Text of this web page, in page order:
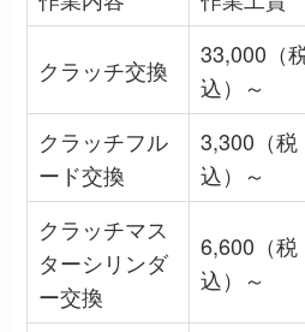
クラッチ交換
33,000（
込）～
クラッチフル
ード交換
3,300（税
込）～
クラッチマス
ターシリンダ
ー交換
6,600（税
込）～